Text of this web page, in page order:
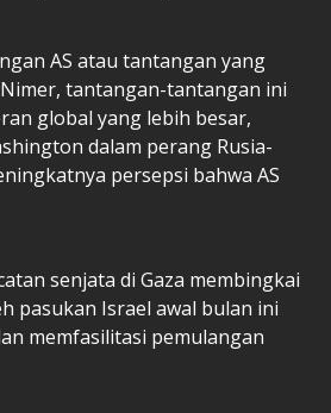
AS atau tantangan yang
tantangan-tantangan ini
global yang lebih besar,
dalam perang Rusia-
persepsi bahwa AS
senjata di Gaza membingkai
pasukan Israel awal bulan ini
memfasilitasi pemulangan